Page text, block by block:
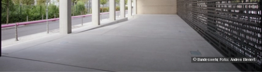
© Bundeswehr, Foto: Andrea Bienert